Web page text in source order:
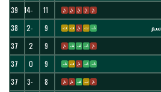
خ خ خ خ خ 11
-14
39
ف ت خ ت ت 9
-2
38
خ ف ف ف خ 9
2
37
ف ف خ ت ف 9
0
37
خ ت ف خ خ 8
-3
37